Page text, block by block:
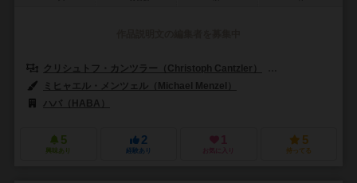
クリシュトフ・カンツラー（Christoph Cantzler）
ミヒャエル・メンツェル（Michael Menzel）
ハバ（HABA）
5
興味あり
2
経験あり
1
お気に入り
5
持ってる